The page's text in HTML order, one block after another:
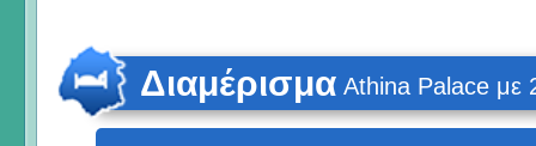
Διαμέρισμα Athina Palace με